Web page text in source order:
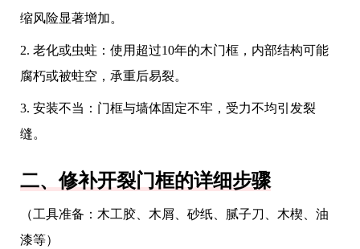
缩风险显著增加。
2. 老化或虫蛀：使用超过10年的木门框，内部结构可能
腐朽或被蛀空，承重后易裂。
3. 安装不当：门框与墙体固定不牢，受力不均引发裂
缝。
二、修补开裂门框的详细步骤
（工具准备：木工胶、木屑、砂纸、腻子刀、木楔、油
漆等）